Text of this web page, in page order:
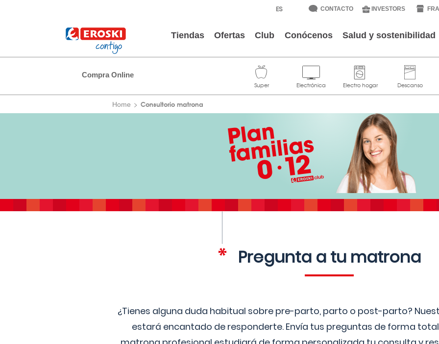
CONTACTO INVESTORS
Tiendas Ofertas Club Conócenos Salud y sostenibilidad
Compra Online
Home Consultorio matrona
Pregunta a tu matrona
¿Tienes alguna duda habitual sobre pre-parto, parto o post-parto?
estará encantado de responderte. Envía tus preguntas de forma